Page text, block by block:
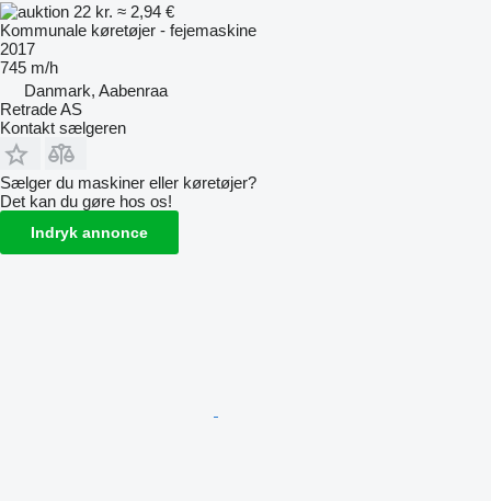
22 kr. ≈ 2,94 €
Kommunale køretøjer - fejemaskine
2017
745 m/h
Danmark, Aabenraa
Retrade AS
Kontakt sælgeren
Sælger du maskiner eller køretøjer?
Det kan du gøre hos os!
Indryk annonce